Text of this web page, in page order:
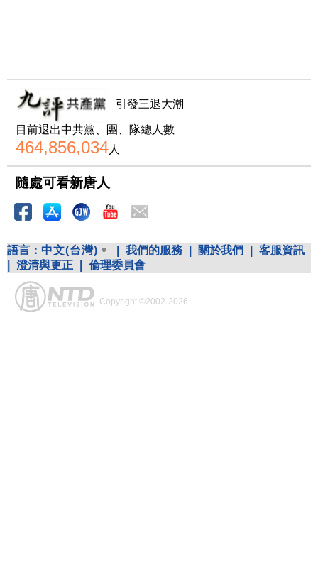
引發三退大潮
目前退出中共黨、團、隊總人數
464,856,034人
隨處可看新唐人
語言： 中文(台灣) 我們的服務 關於我們
客服資訊
澄清與更正 倫理委員會
Copyright ©2002-2026